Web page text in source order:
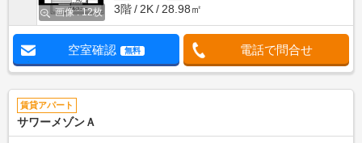
画像 : 12枚
3階
2K 28.98㎡
空室確認 無料 電話で問合せ
賃貸アパート
サワーメゾンＡ